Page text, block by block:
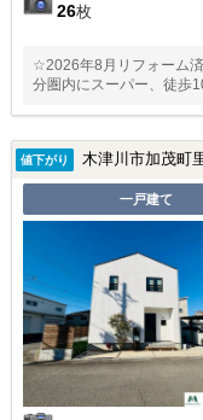
26枚
☆2026年8月リフォーム
分圏内にスーパー、徒歩
値下がり 木津川市加茂町
一戸建て